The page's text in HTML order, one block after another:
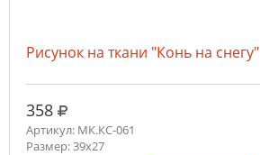
Рисунок на ткани "Конь на снегу"
358 руб.
Артикул: МК.КС-061
Размер: 39х27